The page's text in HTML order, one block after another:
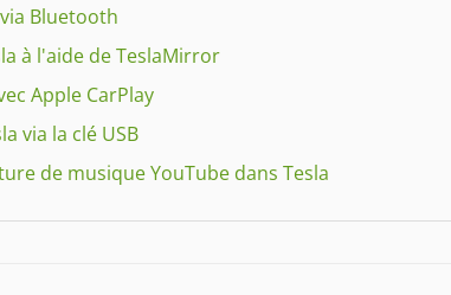
Bluetooth
à l'aide de TeslaMirror
Apple CarPlay
via la clé USB
de musique YouTube dans Tesla